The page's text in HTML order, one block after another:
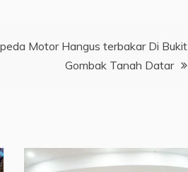
Motor Hangus terbakar Di Bukit
Gombak Tanah Datar